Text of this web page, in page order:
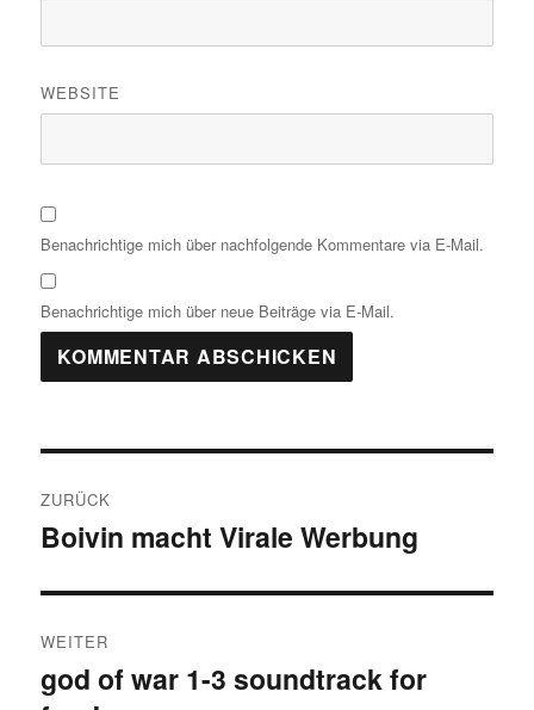
WEBSITE
Benachrichtige mich über nachfolgende Kommentare via E-Mail.
Benachrichtige mich über neue Beiträge via E-Mail.
ZURÜCK
Vorheriger
Boivin macht Virale Werbung
WEITER
Nächster
god of war 1-3 soundtrack for